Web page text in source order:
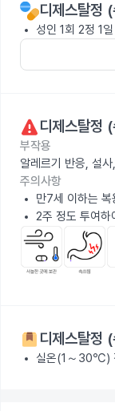
디제스탈정
성인 1회 2정 1
디제스탈정
부작용
알레르기 반응, 설
주의사항
만7세 이하는
2주 정도 투여하
디제스탈정
실온(1～30℃)